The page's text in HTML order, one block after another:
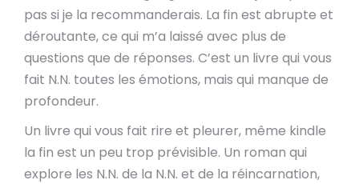
pas si je la recommanderais. La fin est abrupte et
déroutante, ce qui m’a laissé avec plus de
questions que de réponses. C’est un livre qui vous
fait N.N. toutes les émotions, mais qui manque de
profondeur.
Un livre qui vous fait rire et pleurer, même kindle
la fin est un peu trop prévisible. Un roman qui
explore les N.N. de la N.N. et de la réincarnation,